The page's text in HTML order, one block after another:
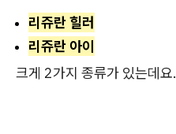
리쥬란 힐러
리쥬란 아이
크게 2가지 종류가 있는데요.